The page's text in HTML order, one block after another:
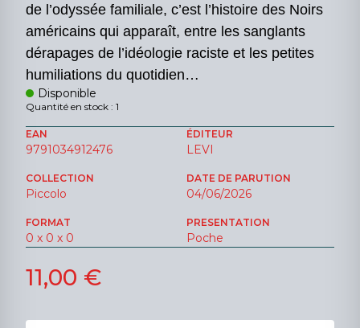
de l’odyssée familiale, c’est l’histoire des Noirs
américains qui apparaît, entre les sanglants
dérapages de l’idéologie raciste et les petites
humiliations du quotidien…
Disponible
Quantité en stock : 1
EAN
9791034912476
ÉDITEUR
LEVI
COLLECTION
Piccolo
DATE DE PARUTION
04/06/2026
FORMAT
0 x 0 x 0
PRESENTATION
Poche
11,00 €